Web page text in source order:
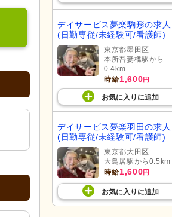
デイサービス夢楽駒形の求人
(日勤専従/未経験可/看護師)
東京都墨田区
本所吾妻橋駅から
0.4km
時給1,600円
お気に入り に追加
デイサービス夢楽羽田の求人
(日勤専従/未経験可/看護師)
東京都大田区
大鳥居駅から0.5km
時給1,600円
お気に入り に追加